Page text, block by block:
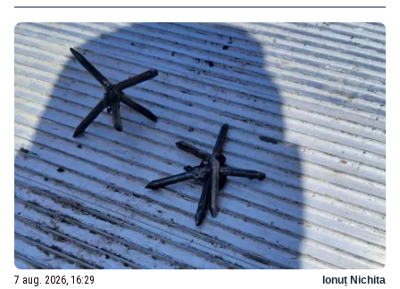
7 aug. 2026, 16:29 Ionuț Nichita